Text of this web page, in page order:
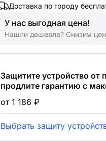
Доставка по городу
У нас выгодная цена!
Нашли дешевле? Снизим
Защитите устройство от
продлите гарантию с
от 1 186 ₽
Выбрать защиту